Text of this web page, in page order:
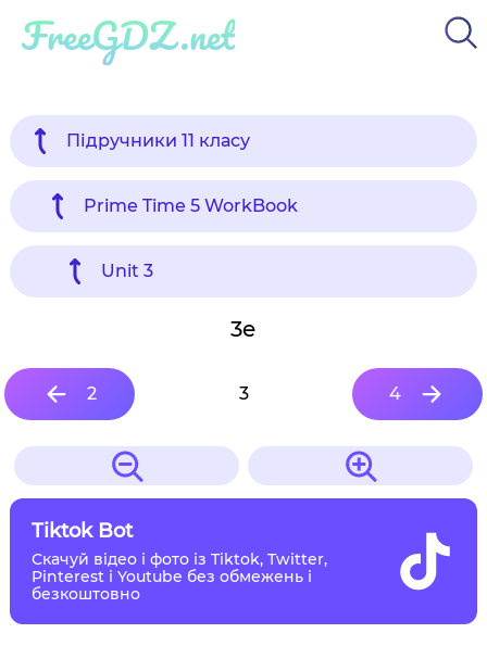
FreeGDZ.net
Підручники 11 класу
Prime Time 5 WorkBook
Unit 3
3e
2 3 4
Tiktok Bot
Скачуй відео і фото із Tiktok, Twitter,
Pinterest і Youtube без обмежень і
безкоштовно